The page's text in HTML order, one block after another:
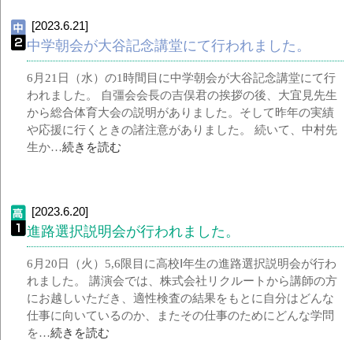
[2023.6.21]
中学朝会が大谷記念講堂にて行われました。
6月21日（水）の1時間目に中学朝会が大谷記念講堂にて行
われました。 自彊会会長の吉俣君の挨拶の後、大宜見先生
から総合体育大会の説明がありました。そして昨年の実績
や応援に行くときの諸注意がありました。 続いて、中村先
生か…続きを読む
[2023.6.20]
進路選択説明会が行われました。
6月20日（火）5,6限目に高校Ⅰ年生の進路選択説明会が行わ
れました。 講演会では、株式会社リクルートから講師の方
にお越しいただき、適性検査の結果をもとに自分はどんな
仕事に向いているのか、またその仕事のためにどんな学問
を…続きを読む